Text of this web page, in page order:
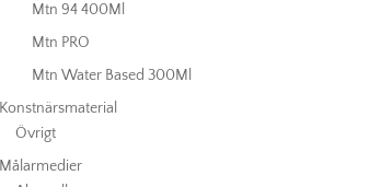
Mtn 94 400Ml
Mtn PRO
Mtn Water Based 300Ml
Konstnärsmaterial
Övrigt
Målarmedier